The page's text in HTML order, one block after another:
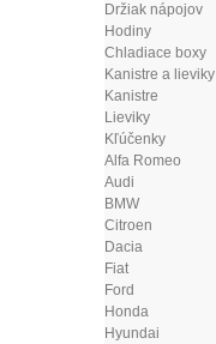
Držiak nápojov
Hodiny
Chladiace boxy
Kanistre a lieviky
Kanistre
Lieviky
Kľúčenky
Alfa Romeo
Audi
BMW
Citroen
Dacia
Fiat
Ford
Honda
Hyundai